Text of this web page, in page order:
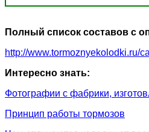
Полный список составов с
http://www.tormoznyekolodki.ru/
Интересно знать:
Фотографии с фабрики,
Принцип работы тормозов